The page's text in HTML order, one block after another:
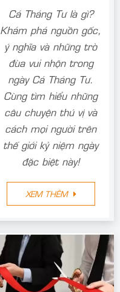
Cá Tháng Tư là gì?
Khám phá nguồn gốc,
ý nghĩa và những trò
đùa vui nhộn trong
ngày Cá Tháng Tư.
Cùng tìm hiểu những
câu chuyện thú vị và
cách mọi người trên
thế giới kỷ niệm ngày
đặc biệt này!
XEM THÊM